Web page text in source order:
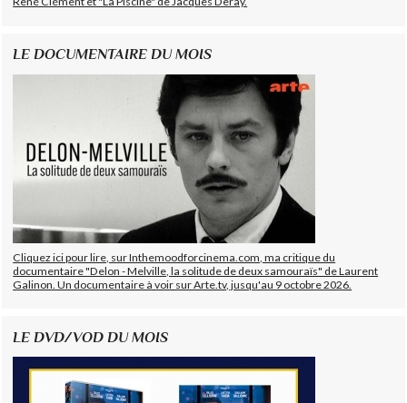
LE DOCUMENTAIRE DU MOIS
Cliquez ici pour lire, sur Inthemoodforcinema.com, ma critique du
documentaire "Delon - Melville, la solitude de deux samouraïs" de Laurent
Galinon. Un documentaire à voir sur Arte.tv, jusqu'au 9 octobre 2026.
LE DVD/VOD DU MOIS